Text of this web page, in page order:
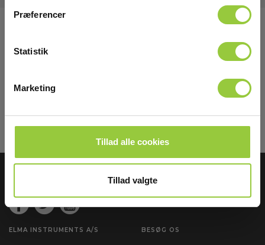
Præferencer
Statistik
Marketing
Tillad alle cookies
Tillad valgte
Hold dig opdateret og få vores fantastiske tilbud i
ELMA INSTRUMENTS A/S BESØG OS